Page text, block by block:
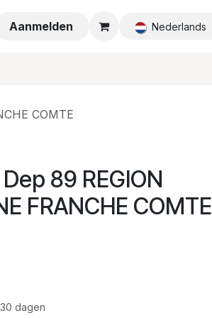
Aanmelden Nederlands
COMTE
89 REGION
FRANCHE COMTE
dagen